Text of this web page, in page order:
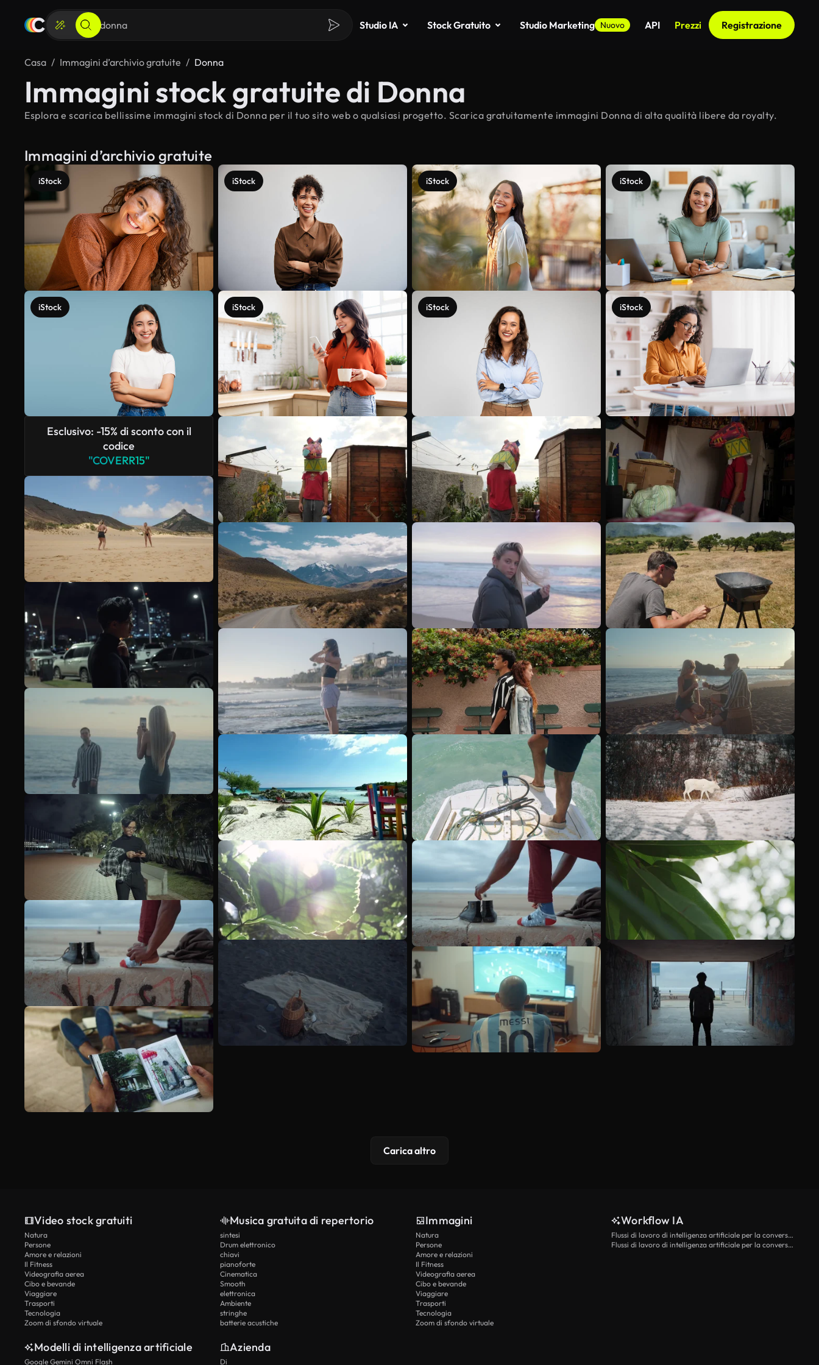
Studio IA Stock Gratuito Studio Marketing Nuovo API Prezzi Registrazione
Casa Immagini d’archivio gratuite Donna
Immagini stock gratuite di Donna
Esplora e scarica bellissime immagini stock di Donna per il tuo sito web o qualsiasi progetto. Scarica gratuitamente immagini Donna di alta qualità libere da royalty.
Immagini d’archivio gratuite
iStock
iStock
Esclusivo: -15% di sconto con il
codice
"COVERR15"
iStock
iStock
iStock
iStock
iStock
iStock
Scopri di più
Carica altro
Video stock gratuiti
Natura
Persone
Amore e relazioni
Il Fitness
Videografia aerea
Cibo e bevande
Viaggiare
Trasporti
Tecnologia
Zoom di sfondo virtuale
Musica gratuita di repertorio
sintesi
Drum elettronico
chiavi
pianoforte
Cinematica
Smooth
elettronica
Ambiente
stringhe
batterie acustiche
Immagini
Natura
Persone
Amore e relazioni
Il Fitness
Videografia aerea
Cibo e bevande
Viaggiare
Trasporti
Tecnologia
Zoom di sfondo virtuale
Workflow IA
Flussi di lavoro di intelligenza artificiale per la conversione da testo a video
Flussi di lavoro di intelligenza artificiale per la conversione di immagini in video
Modelli di intelligenza artificiale
Google Gemini Omni Flash
Azienda
Di